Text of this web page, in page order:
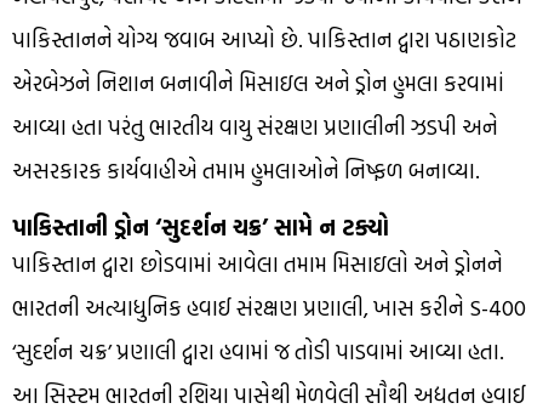
પાકિસ્તાનને યોગ્ય જવાબ આપ્યો છે. પાકિસ્તાન દ્વારા પઠાણકોટ
એરબેઝને નિશાન બનાવીને મિસાઇલ અને ડ્રોન હુમલા કરવામાં
આવ્યા હતા પરંતુ ભારતીય વાયુ સંરક્ષણ પ્રણાલીની ઝડપી અને
અસરકારક કાર્યવાહીએ તમામ હુમલાઓને નિષ્ફળ બનાવ્યા.
પાકિસ્તાની ડ્રોન ‘સુદર્શન ચક્ર’ સામે ન ટક્યો
પાકિસ્તાન દ્વારા છોડવામાં આવેલા તમામ મિસાઇલો અને ડ્રોનને
ભારતની અત્યાધુનિક હવાઈ સંરક્ષણ પ્રણાલી, ખાસ કરીને S-400
‘સુદર્શન ચક્ર’ પ્રણાલી દ્વારા હવામાં જ તોડી પાડવામાં આવ્યા હતા.
આ સિસ્ટમ ભારતની રશિયા પાસેથી મેળવેલી સૌથી અદ્યતન હવાઈ